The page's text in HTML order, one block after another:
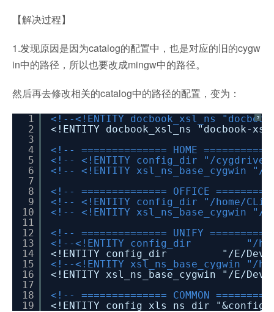
【解决过程】
1.发现原因是因为catalog的配置中，也是对应的旧的cygw
in中的路径，所以也要改成mingw中的路径。
然后再去修改相关的catalog中的路径的配置，变为：
?
1
2
3
4
5
6
7
8
9
10
11
12
13
14
15
16
17
18
19
<!--<!ENTITY docbook_xsl_ns
<!ENTITY docbook_xsl_ns "docbook-
<!-- ============== HOME
<!-- <!ENTITY config_dir "/cygdrive/
<!-- <!ENTITY xsl_ns_base_cygwin "/
<!-- ============== OFFICE
<!-- <!ENTITY config_dir "/home/
<!-- <!ENTITY xsl_ns_base_cygwin "/
<!-- ============== UNIFY
<!--<!ENTITY config_dir "/home/
<!ENTITY config_dir "/E/
<!--<!ENTITY xsl_ns_base_cygwin "/
<!ENTITY xsl_ns_base_cygwin "/E/
<!-- ============== COMMON
<!ENTITY config_xls_ns_dir